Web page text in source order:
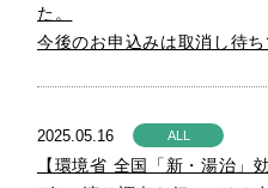
た。
今後のお申込みは取消し待ち
2025.05.16 ALL
【環境省 全国「新・湯治」